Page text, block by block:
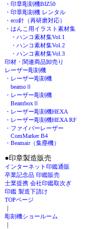
・印章彫刻機BIZ50
・印章彫刻機 レンタル
・eco針（再研磨対応）
・はんこ用イラスト素材集
・ハンコ素材集Vol.1
・ハンコ素材集Vol.2
・ハンコ素材集Vol.3
印材・関連商品卸売り
レーザー彫刻機
・レーザー彫刻機
beamoⅡ
・レーザー彫刻機
BeamboxⅡ
・レーザー彫刻機HEXA
・レーザー彫刻機HEXA RF
・ファイバーレーザー
ComMarker B4
・Beamair（集塵機）
●印章製造販売
インターネット印鑑通販
卒業記念品 印鑑販売
士業提携 会社印鑑取次ぎ
印鑑 製造下請け
TOPページ
｜
彫刻機ショールーム
｜